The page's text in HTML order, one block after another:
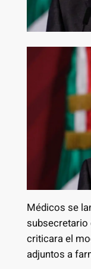
Médicos se
subsecretario
criticara el
adjuntos a